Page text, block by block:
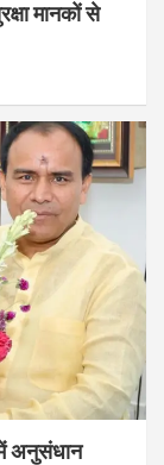
मानकों से
अनुसंधान